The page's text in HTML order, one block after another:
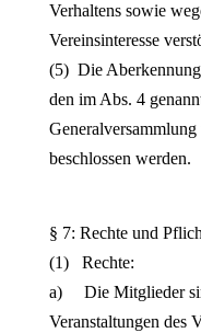
Verhaltens sowie
Vereinsinteresse
(5) Die
den im Abs. 4
beschlossen werden.
§ 7: Rechte und
(1) Rechte:
a) Die Mitglieder
Veranstaltungen des